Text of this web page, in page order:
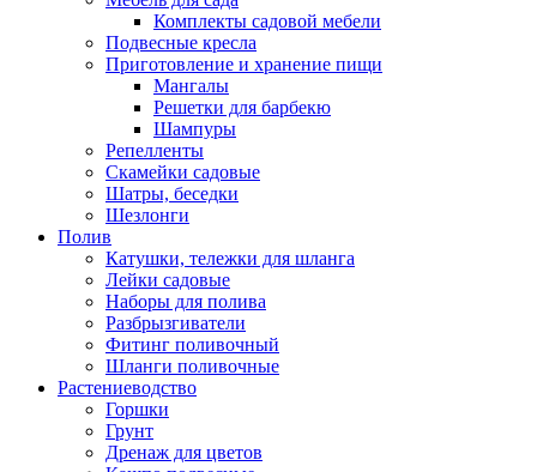
Комплекты садовой мебели
Подвесные кресла
Приготовление и хранение пищи
Мангалы
Решетки для барбекю
Шампуры
Репелленты
Скамейки садовые
Шатры, беседки
Шезлонги
Полив
Катушки, тележки для шланга
Лейки садовые
Наборы для полива
Разбрызгиватели
Фитинг поливочный
Шланги поливочные
Растениеводство
Горшки
Грунт
Дренаж для цветов